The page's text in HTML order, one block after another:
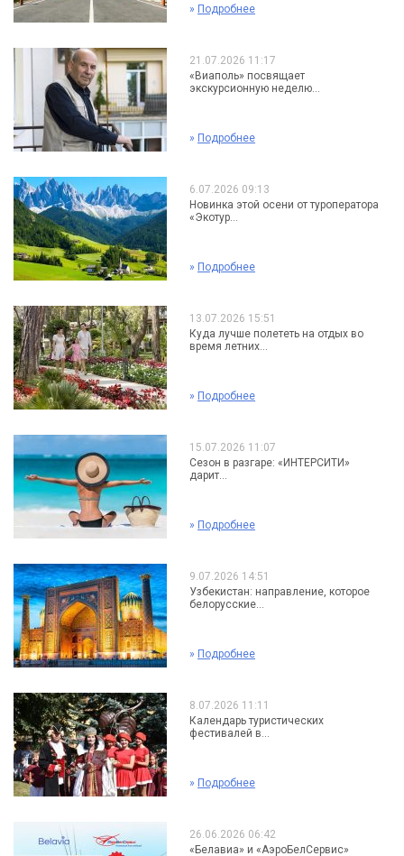
» Подробнее
21.07.2026 11:17
«Виаполь» посвящает
экскурсионную неделю...
» Подробнее
6.07.2026 09:13
Новинка этой осени от туроператора
«Экотур...
» Подробнее
13.07.2026 15:51
Куда лучше полететь на отдых во
время летних...
» Подробнее
15.07.2026 11:07
Сезон в разгаре: «ИНТЕРСИТИ»
дарит...
» Подробнее
9.07.2026 14:51
Узбекистан: направление, которое
белорусские...
» Подробнее
8.07.2026 11:11
Календарь туристических
фестивалей в...
» Подробнее
26.06.2026 06:42
«Белавиа» и «АэроБелСервис»